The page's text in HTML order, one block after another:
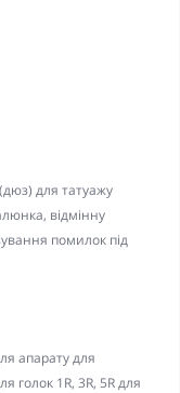
для татуажу
відмінну
помилок під
апарату для
голок 1R, 3R, 5R для